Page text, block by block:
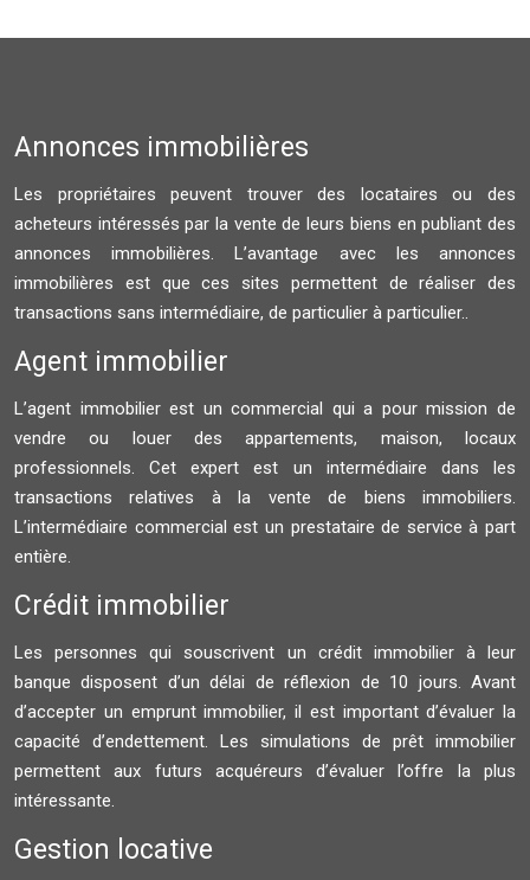
Annonces immobilières
Les propriétaires peuvent trouver des locataires ou des
acheteurs intéressés par la vente de leurs biens en publiant des
annonces immobilières. L’avantage avec les annonces
immobilières est que ces sites permettent de réaliser des
transactions sans intermédiaire, de particulier à particulier..
Agent immobilier
L’agent immobilier est un commercial qui a pour mission de
vendre ou louer des appartements, maison, locaux
professionnels. Cet expert est un intermédiaire dans les
transactions relatives à la vente de biens immobiliers.
L’intermédiaire commercial est un prestataire de service à part
entière.
Crédit immobilier
Les personnes qui souscrivent un crédit immobilier à leur
banque disposent d’un délai de réflexion de 10 jours. Avant
d’accepter un emprunt immobilier, il est important d’évaluer la
capacité d’endettement. Les simulations de prêt immobilier
permettent aux futurs acquéreurs d’évaluer l’offre la plus
intéressante.
Gestion locative